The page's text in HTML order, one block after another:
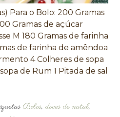
Para o Bolo: 200 Gramas
Gramas de açúcar
M 180 Gramas de farinha
de farinha de amêndoa
4 Colheres de sopa
de Rum 1 Pitada de sal
Bolos, doces de natal,